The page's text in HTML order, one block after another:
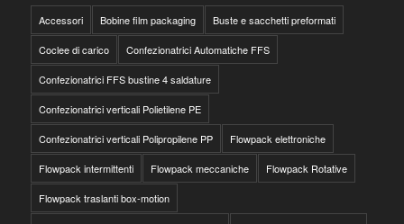
Accessori Bobine film packaging Buste e sacchetti preformati
Coclee di carico Confezionatrici Automatiche FFS
Confezionatrici FFS bustine 4 saldature
Confezionatrici verticali Polietilene PE
Confezionatrici verticali Polipropilene PP Flowpack elettroniche
Flowpack intermittenti Flowpack meccaniche Flowpack Rotative
Flowpack traslanti box-motion